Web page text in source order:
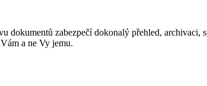
dokumentů zabezpečí dokonalý přehled,
a ne Vy jemu.